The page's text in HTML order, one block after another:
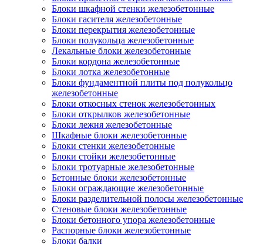
Блоки шкафной стенки железобетонные
Блоки гасителя железобетонные
Блоки перекрытия железобетонные
Блоки полукольца железобетонные
Лекальные блоки железобетонные
Блоки кордона железобетонные
Блоки лотка железобетонные
Блоки фундаментной плиты под полукольцо
железобетонные
Блоки откосных стенок железобетонных
Блоки открылков железобетонные
Блоки лежня железобетонные
Шкафные блоки железобетонные
Блоки стенки железобетонные
Блоки стойки железобетонные
Блоки тротуарные железобетонные
Бетонные блоки железобетонные
Блоки ограждающие железобетонные
Блоки разделительной полосы железобетонные
Стеновые блоки железобетонные
Блоки бетонного упора железобетонные
Распорные блоки железобетонные
Блоки балки